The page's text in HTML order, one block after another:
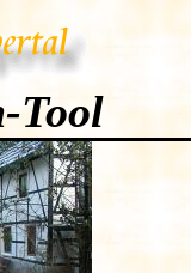
Tool